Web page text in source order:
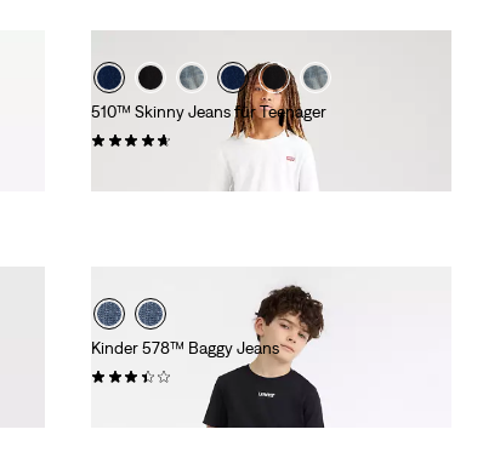
510™ Skinny Jeans für Teenager
Kinder 578™ Baggy Jeans